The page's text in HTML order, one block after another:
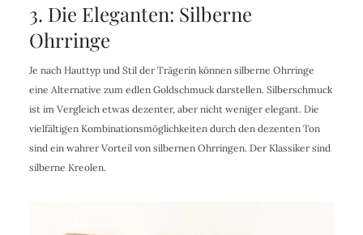
3. Die Eleganten: Silberne
Ohrringe
Je nach Hauttyp und Stil der Trägerin können silberne Ohrringe
eine Alternative zum edlen Goldschmuck darstellen. Silberschmuck
ist im Vergleich etwas dezenter, aber nicht weniger elegant. Die
vielfältigen Kombinationsmöglichkeiten durch den dezenten Ton
sind ein wahrer Vorteil von silbernen Ohrringen. Der Klassiker sind
silberne Kreolen.